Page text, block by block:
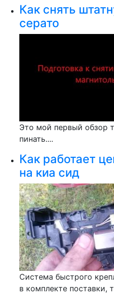
Как снять
серато
Это мой первый обзор
пинать....
Как работает
на киа сид
Система быстрого
в комплекте поставки,